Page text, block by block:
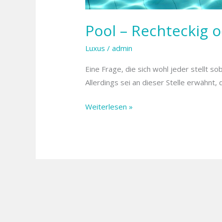
Pool – Rechteckig
Luxus /admin
Eine Frage, die sich wohl jeder stellt
Allerdings sei an dieser Stelle erwähnt,
Weiterlesen »